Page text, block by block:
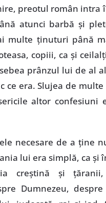
preotul român intra
atunci barbă şi
multe ţinuturi până
copiii, ca şi
prânzul lui de al
ce era. Slujea de
altor confesiuni
necesare de a ţine
lui era simplă, ca
creştină şi ţăranii,
Dumnezeu,